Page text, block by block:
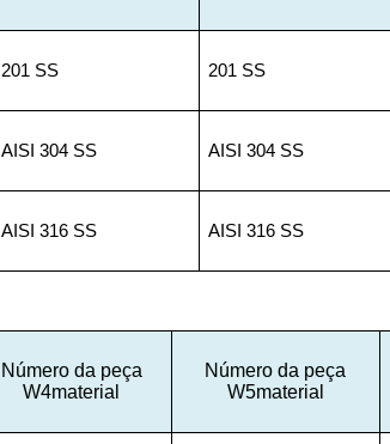
201 SS 201 SS
AISI 304 SS AISI 304 SS
AISI 316 SS AISI 316 SS
Número da peça
W4material
Número da peça
W5material